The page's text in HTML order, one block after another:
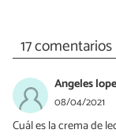
17 comentarios
Angeles
08/04/2021
Cuál es la crema de